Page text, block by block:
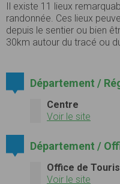
Il existe 11 lieux
randonnée. Ces lieux
depuis le sentier ou bien
30km autour du tracé ou
Département /
Centre
Voir le site
Département /
Office de
Voir le site